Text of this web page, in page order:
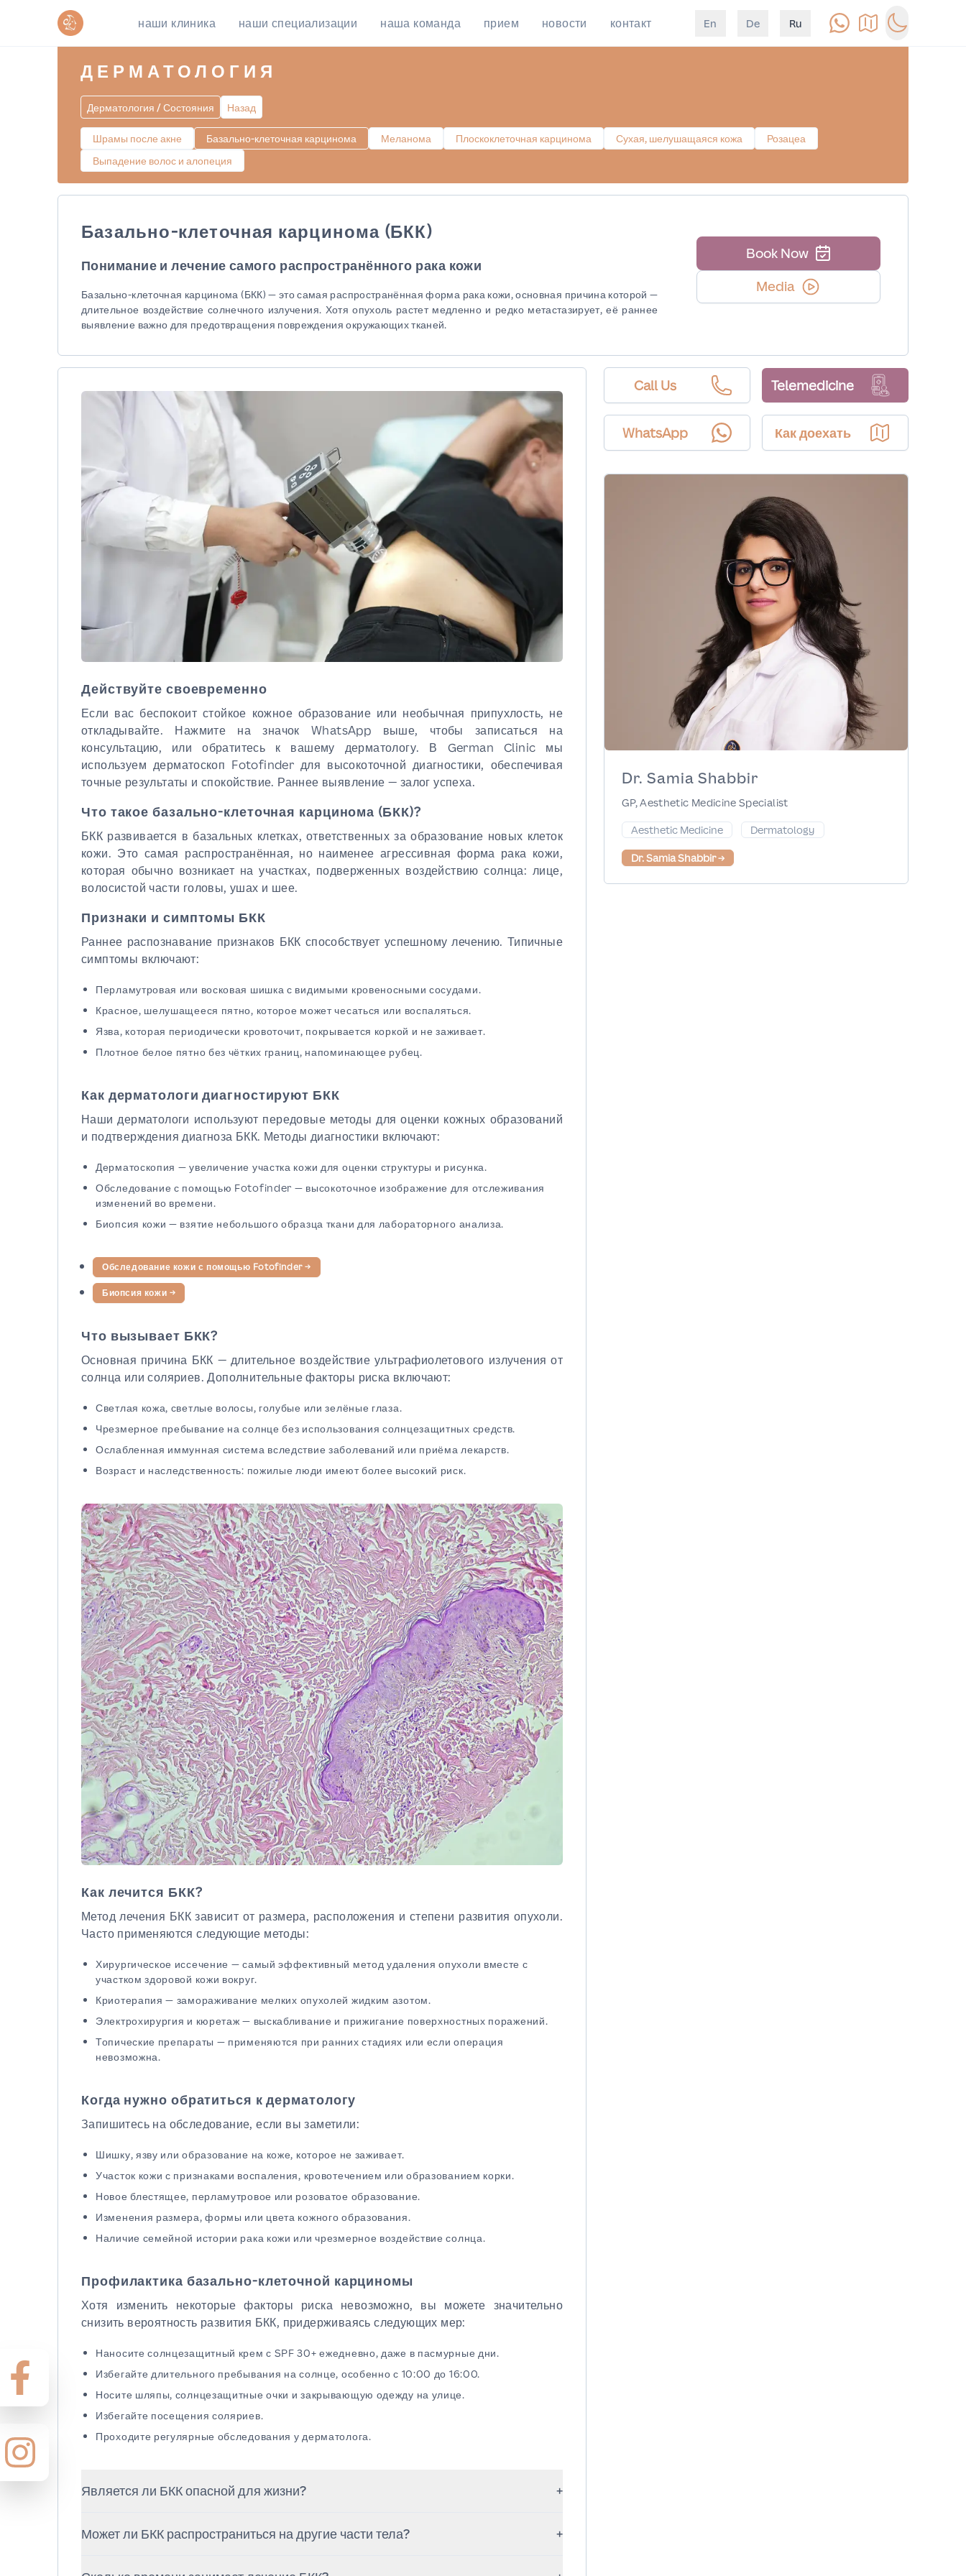
наши клиника наши специализации наша команда прием новости контакт En De Ru ПозвонитьКак доехатьSwitch to
ДЕРМАТОЛОГИЯ
Дерматология / Состояния Назад
Шрамы после акне Базально-клеточная карцинома Меланома Плоскоклеточная карцинома Сухая, шелушащаяся кожа
Розацеа
Выпадение волос и алопеция
Базально-клеточная карцинома (БКК)
Понимание и лечение самого распространённого рака кожи
Базально-клеточная карцинома (БКК) — это самая распространённая форма рака кожи, основная причина которой —
длительное воздействие солнечного излучения. Хотя опухоль растет медленно и редко метастазирует, её раннее
выявление важно для предотвращения повреждения окружающих тканей.
Book Now
Media
Call Us Telemedicine
WhatsApp Как доехать
Dr. Samia Shabbir
GP, Aesthetic Medicine Specialist
Aesthetic Medicine
Dermatology
Dr. Samia Shabbir→
Действуйте своевременно
Если вас беспокоит стойкое кожное образование или необычная припухлость, не
откладывайте. Нажмите на значок WhatsApp выше, чтобы записаться на
консультацию, или обратитесь к вашему дерматологу. В German Clinic мы
используем дерматоскоп Fotofinder для высокоточной диагностики, обеспечивая
точные результаты и спокойствие. Раннее выявление — залог успеха.
Что такое базально-клеточная карцинома (БКК)?
БКК развивается в базальных клетках, ответственных за образование новых клеток
кожи. Это самая распространённая, но наименее агрессивная форма рака кожи,
которая обычно возникает на участках, подверженных воздействию солнца: лице,
волосистой части головы, ушах и шее.
Признаки и симптомы БКК
Раннее распознавание признаков БКК способствует успешному лечению. Типичные
симптомы включают:
Перламутровая или восковая шишка с видимыми кровеносными сосудами.
Красное, шелушащееся пятно, которое может чесаться или воспаляться.
Язва, которая периодически кровоточит, покрывается коркой и не заживает.
Плотное белое пятно без чётких границ, напоминающее рубец.
Как дерматологи диагностируют БКК
Наши дерматологи используют передовые методы для оценки кожных образований
и подтверждения диагноза БКК. Методы диагностики включают:
Дерматоскопия — увеличение участка кожи для оценки структуры и рисунка.
Обследование с помощью Fotofinder — высокоточное изображение для отслеживания
изменений во времени.
Биопсия кожи — взятие небольшого образца ткани для лабораторного анализа.
Обследование кожи с помощью Fotofinder→
Биопсия кожи →
Что вызывает БКК?
Основная причина БКК — длительное воздействие ультрафиолетового излучения от
солнца или соляриев. Дополнительные факторы риска включают:
Светлая кожа, светлые волосы, голубые или зелёные глаза.
Чрезмерное пребывание на солнце без использования солнцезащитных средств.
Ослабленная иммунная система вследствие заболеваний или приёма лекарств.
Возраст и наследственность: пожилые люди имеют более высокий риск.
Как лечится БКК?
Метод лечения БКК зависит от размера, расположения и степени развития опухоли.
Часто применяются следующие методы:
Хирургическое иссечение — самый эффективный метод удаления опухоли вместе с
участком здоровой кожи вокруг.
Криотерапия — замораживание мелких опухолей жидким азотом.
Электрохирургия и кюретаж — выскабливание и прижигание поверхностных поражений.
Топические препараты — применяются при ранних стадиях или если операция
невозможна.
Когда нужно обратиться к дерматологу
Запишитесь на обследование, если вы заметили:
Шишку, язву или образование на коже, которое не заживает.
Участок кожи с признаками воспаления, кровотечением или образованием корки.
Новое блестящее, перламутровое или розоватое образование.
Изменения размера, формы или цвета кожного образования.
Наличие семейной истории рака кожи или чрезмерное воздействие солнца.
Профилактика базально-клеточной карциномы
Хотя изменить некоторые факторы риска невозможно, вы можете значительно
снизить вероятность развития БКК, придерживаясь следующих мер:
Наносите солнцезащитный крем с SPF 30+ ежедневно, даже в пасмурные дни.
Избегайте длительного пребывания на солнце, особенно с 10:00 до 16:00.
Носите шляпы, солнцезащитные очки и закрывающую одежду на улице.
Избегайте посещения соляриев.
Проходите регулярные обследования у дерматолога.
Является ли БКК опасной для жизни? +
вызвать серьёзные повреждения тканей. Раннее выявление предотвращает
Может ли БКК распространиться на другие части тела? +